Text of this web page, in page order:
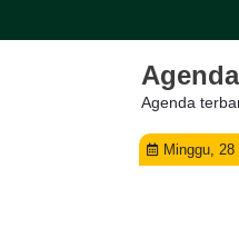
Agenda
Agenda
Minggu,